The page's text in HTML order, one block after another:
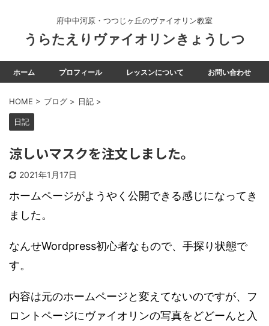
府中中河原・つつじヶ丘のヴァイオリン教室
うらたえりヴァイオリンきょうしつ
ホーム プロフィール レッスンについて お問い合わせ
HOME > ブログ > 日記 >
日記
涼しいマスクを注文しました。
2021年1月17日
ホームページがようやく公開できる感じになってき
ました。
なんせWordpress初心者なもので、手探り状態で
す。
内容は元のホームページと変えてないのですが、フ
ロントページにヴァイオリンの写真をどどーんと入